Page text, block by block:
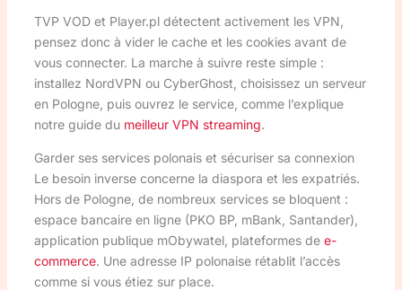
TVP VOD et Player.pl détectent activement les VPN,
pensez donc à vider le cache et les cookies avant de
vous connecter. La marche à suivre reste simple :
installez NordVPN ou CyberGhost, choisissez un serveur
en Pologne, puis ouvrez le service, comme l’explique
notre guide du meilleur VPN streaming.
Garder ses services polonais et sécuriser sa connexion
Le besoin inverse concerne la diaspora et les expatriés.
Hors de Pologne, de nombreux services se bloquent :
espace bancaire en ligne (PKO BP, mBank, Santander),
application publique mObywatel, plateformes de e-
commerce. Une adresse IP polonaise rétablit l’accès
comme si vous étiez sur place.